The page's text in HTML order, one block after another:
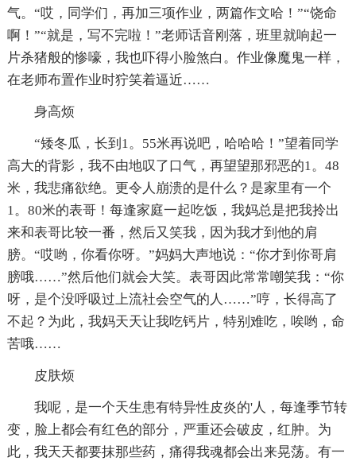
气。“哎，同学们，再加三项作业，两篇作文哈！”“饶命
啊！”“就是，写不完啦！”老师话音刚落，班里就响起一
片杀猪般的惨嚎，我也吓得小脸煞白。作业像魔鬼一样，
在老师布置作业时狞笑着逼近……
身高烦
“矮冬瓜，长到1。55米再说吧，哈哈哈！”望着同学
高大的背影，我不由地叹了口气，再望望那邪恶的1。48
米，我悲痛欲绝。更令人崩溃的是什么？是家里有一个
1。80米的表哥！每逢家庭一起吃饭，我妈总是把我拎出
来和表哥比较一番，然后又笑我，因为我才到他的肩
膀。“哎哟，你看你呀。”妈妈大声地说：“你才到你哥肩
膀哦……”然后他们就会大笑。表哥因此常常嘲笑我：“你
呀，是个没呼吸过上流社会空气的人……”哼，长得高了
不起？为此，我妈天天让我吃钙片，特别难吃，唉哟，命
苦哦……
皮肤烦
我呢，是一个天生患有特异性皮炎的'人，每逢季节转
变，脸上都会有红色的部分，严重还会破皮，红肿。为
此，我天天都要抹那些药，痛得我魂都会出来晃荡。有一